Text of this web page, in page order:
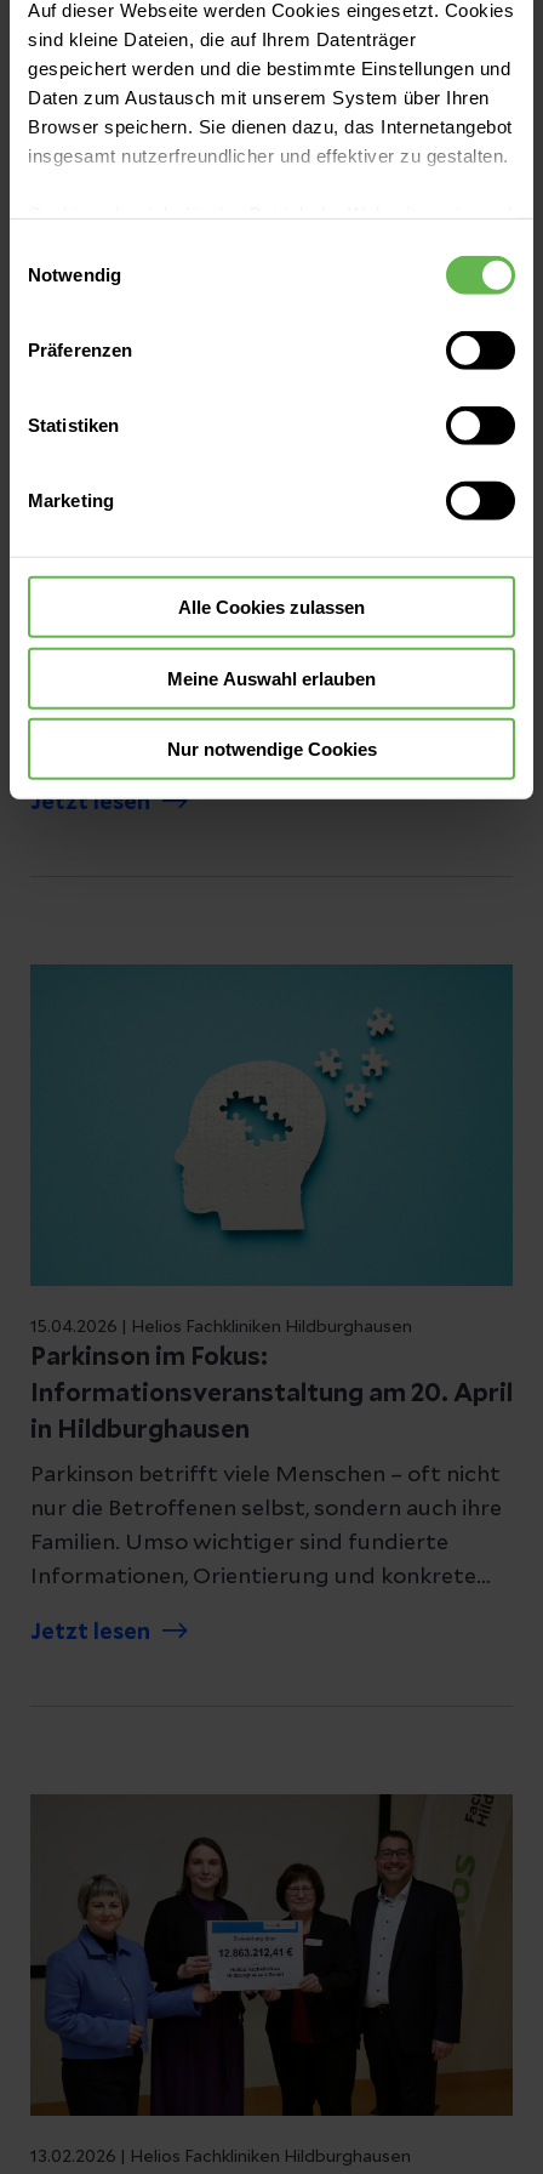
Auf dieser Webseite werden Cookies eingesetzt. Cookies
sind kleine Dateien, die auf Ihrem Datenträger
gespeichert werden und die bestimmte Einstellungen und
Daten zum Austausch mit unserem System über Ihren
Browser speichern. Sie dienen dazu, das Internetangebot
insgesamt nutzerfreundlicher und effektiver zu gestalten.
eingesetzt werden.
Es steht Ihnen frei, unsere Seite mit nur den notwendigen
Cookies zu benutzen, eine individuelle Auswahl
oder durch Auswahl von „Alle Cookies akzeptieren“ in die
widerrufen.
Notwendig
Präferenzen
Statistiken
Marketing
Alle Cookies zulassen
Meine Auswahl erlauben
Nur notwendige Cookies
Fachkrankenhauses für Psychiatrie und
Neurologie eine historische Ausstellung in
der Georgenhalle. Über 150 Besucher
erlebten eine emotionale Zeitreise durch die
Geschichte der Psychiatrie.
großes Interesse und viele Gespräche
Am 20. April fand in der Georgenhalle der Helios
Fachkliniken Hildburghausen die
Informationsveranstaltung „Parkinson im Fokus:
Diagnostik, Therapie und Komplexbehandlung“
statt. 110 Besucherinnen und Besucher nutzten
die Gelegenheit, sich umfassend zu informieren
Jetzt lesen
15.04.2026 | Helios Fachkliniken Hildburghausen
Parkinson im Fokus:
Informationsveranstaltung am 20. April
in Hildburghausen
Parkinson betrifft viele Menschen – oft nicht
nur die Betroffenen selbst, sondern auch ihre
Familien. Umso wichtiger sind fundierte
Informationen, Orientierung und konkrete
setzt eine öffentliche Veranstaltung der
Jetzt lesen
13.02.2026 | Helios Fachkliniken Hildburghausen